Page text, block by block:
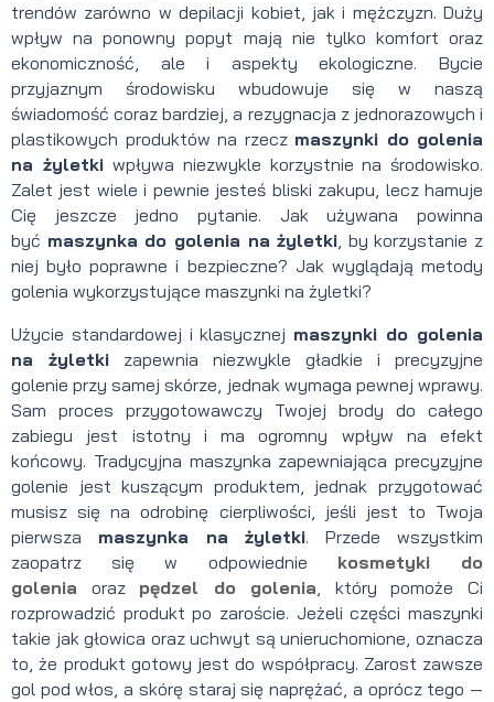
trendów zarówno w depilacji kobiet, jak i mężczyzn. Duży
wpływ na ponowny popyt mają nie tylko komfort oraz
ekonomiczność, ale i aspekty ekologiczne. Bycie
przyjaznym środowisku wbudowuje się w naszą
świadomość coraz bardziej, a rezygnacja z jednorazowych i
plastikowych produktów na rzecz maszynki do golenia
na żyletkiwpływa niezwykle korzystnie na środowisko.
Zalet jest wiele i pewnie jesteś bliski zakupu, lecz hamuje
Cię jeszcze jedno pytanie. Jak używana powinna
być maszynka do golenia na żyletki, by korzystanie z
niej było poprawne i bezpieczne? Jak wyglądają metody
golenia wykorzystujące maszynki na żyletki?
Użycie standardowej i klasycznej maszynki do golenia
na żyletki zapewnia niezwykle gładkie i precyzyjne
golenie przy samej skórze, jednak wymaga pewnej wprawy.
Sam proces przygotowawczy Twojej brody do całego
zabiegu jest istotny i ma ogromny wpływ na efekt
końcowy. Tradycyjna maszynka zapewniająca precyzyjne
golenie jest kuszącym produktem, jednak przygotować
musisz się na odrobinę cierpliwości, jeśli jest to Twoja
pierwsza maszynka na żyletki. Przede wszystkim
zaopatrz się w odpowiednie kosmetyki do
golenia oraz pędzel do golenia, który pomoże Ci
rozprowadzić produkt po zaroście. Jeżeli części maszynki
takie jak głowica oraz uchwyt są unieruchomione, oznacza
to, że produkt gotowy jest do współpracy. Zarost zawsze
gol pod włos, a skórę staraj się naprężać, a oprócz tego —